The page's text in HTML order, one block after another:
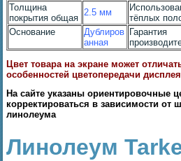
Толщина
покрытия общая
2.5 мм
тёплых
Основание
Дублиров
анная
Гарантия
Цвет товара на экране может
особенностей цветопередачи
На сайте указаны ориентировочные
корректироваться в зависимости от
линолеума
Линолеум